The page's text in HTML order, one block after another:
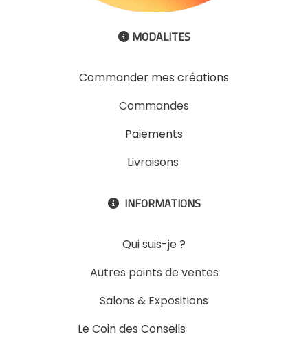
 MODALITES
Commander mes créations
Commandes
Paiements
Livraisons
 INFORMATIONS
Qui suis-je ?
Autres points de ventes
Salons & Expositions
Le Coin des Conseils